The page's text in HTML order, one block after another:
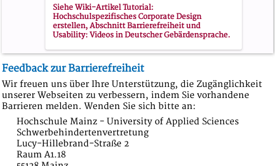
Siehe Wiki-ArtikelTutorial:
Hochschulspezifisches Corporate Design
erstellen, AbschnittBarrierefreiheit und
Usability: Videos in Deutscher Gebärdensprache.
Feedbackzur Barrierefreiheit
Wir freuen uns über Ihre Unterstützung, die Zugänglichkeit
unserer Webseiten zu verbessern, indem Sie vorhandene
Barrieren melden. Wenden Sie sich bitte an:
Hochschule Mainz - University of Applied Sciences
Schwerbehindertenvertretung
Lucy-Hillebrand-Straße 2
Raum A1.18